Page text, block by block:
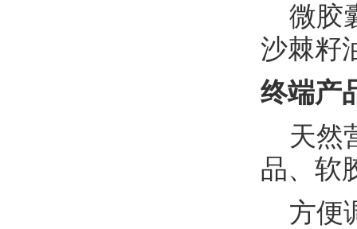
微胶
沙棘籽
终端产
天然
品、软
方便